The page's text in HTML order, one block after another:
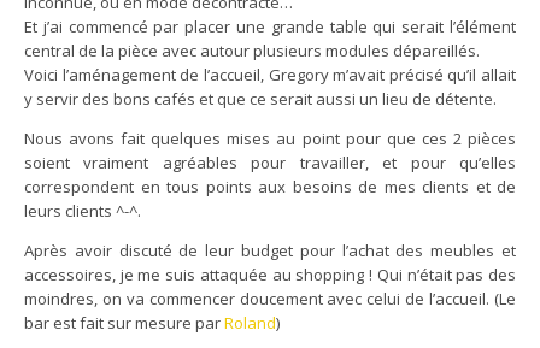
Et j’ai commencé par placer une grande table qui serait l’élément
central de la pièce avec autour plusieurs modules dépareillés.
Voici l’aménagement de l’accueil, Gregory m’avait précisé qu’il allait
y servir des bons cafés et que ce serait aussi un lieu de détente.
Nous avons fait quelques mises au point pour que ces 2 pièces
soient vraiment agréables pour travailler, et pour qu’elles
correspondent en tous points aux besoins de mes clients et de
leurs clients ^-^.
Après avoir discuté de leur budget pour l’achat des meubles et
accessoires, je me suis attaquée au shopping ! Qui n’était pas des
moindres, on va commencer doucement avec celui de l’accueil. (Le
bar est fait sur mesure parRoland)